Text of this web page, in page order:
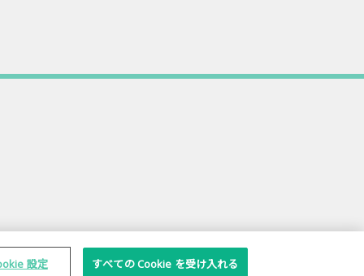
設定 すべての Cookie を受け入れる